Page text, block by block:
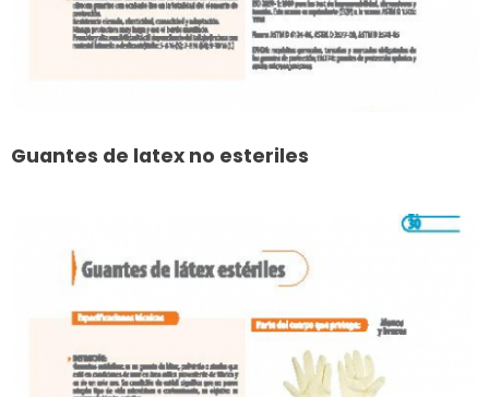
Guantes de latex no esteriles